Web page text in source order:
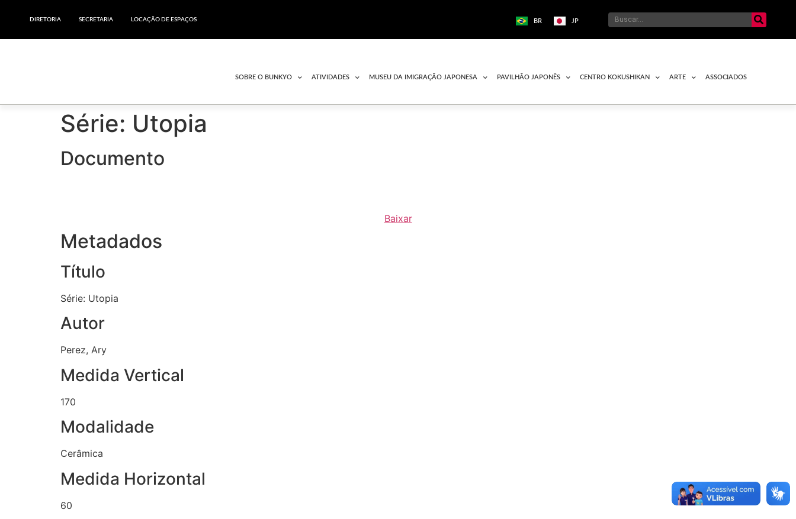
DIRETORIA SECRETARIA LOCAÇÃO DE ESPAÇOS BR JP
SOBRE O BUNKYO ATIVIDADES MUSEU DA IMIGRAÇÃO JAPONESA PAVILHÃO JAPONÊS CENTRO KOKUSHIKAN ARTE ASSOCIADOS
Série: Utopia
Documento
Baixar
Metadados
Título
Série: Utopia
Autor
Perez, Ary
Medida Vertical
170
Modalidade
Cerâmica
Medida Horizontal
60